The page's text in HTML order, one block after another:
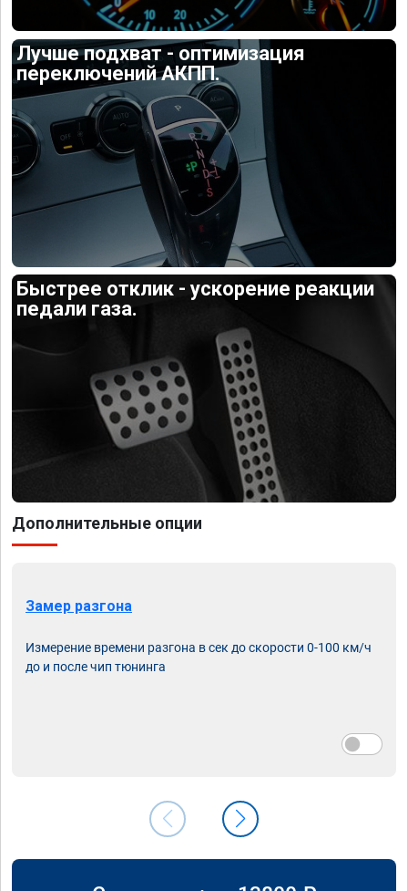
Лучше подхват - оптимизация
переключений АКПП.
Быстрее отклик - ускорение реакции
педали газа.
Дополнительные опции
Замер разгона
Измерение времени разгона в сек до скорости 0-100 км/ч
до и после чип тюнинга